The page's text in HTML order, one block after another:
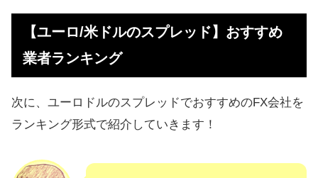
【ユーロ/米ドルのスプレッド】おすすめ
業者ランキング
次に、ユーロドルのスプレッドでおすすめのFX会社を
ランキング形式で紹介していきます！